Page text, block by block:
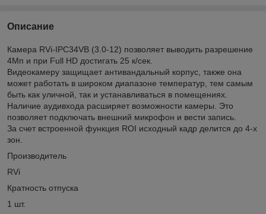
Описание
Камера RVi-IPC34VB (3.0-12) позволяет выводить разрешение
4Мп и при Full HD достигать 25 к/сек.
Видеокамеру защищает антивандальный корпус, также она
может работать в широком диапазоне температур, тем самым
быть как уличной, так и устанавливаться в помещениях.
Наличие аудивхода расширяет возможности камеры. Это
позволяет подключать внешний микрофон и вести запись.
За счет встроенной функция ROI исходный кадр делится до 4-х
зон.
Производитель
RVi
Кратность отпуска
1 шт.